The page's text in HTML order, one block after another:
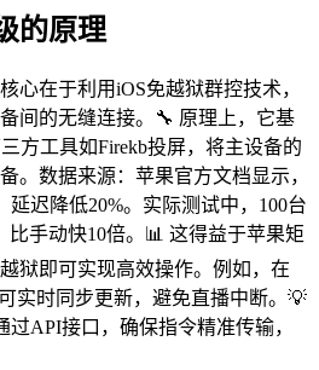
的原理
心在于利用iOS免越狱群控技术，
间的无缝连接。🔧 原理上，它基
方工具如Firekb投屏，将主设备的
。数据来源：苹果官方文档显示，
延迟降低20%。实际测试中，100台
比手动快10倍。📊 这得益于苹果矩
狱即可实现高效操作。例如，在
实时同步更新，避免直播中断。💡
过API接口，确保指令精准传输，